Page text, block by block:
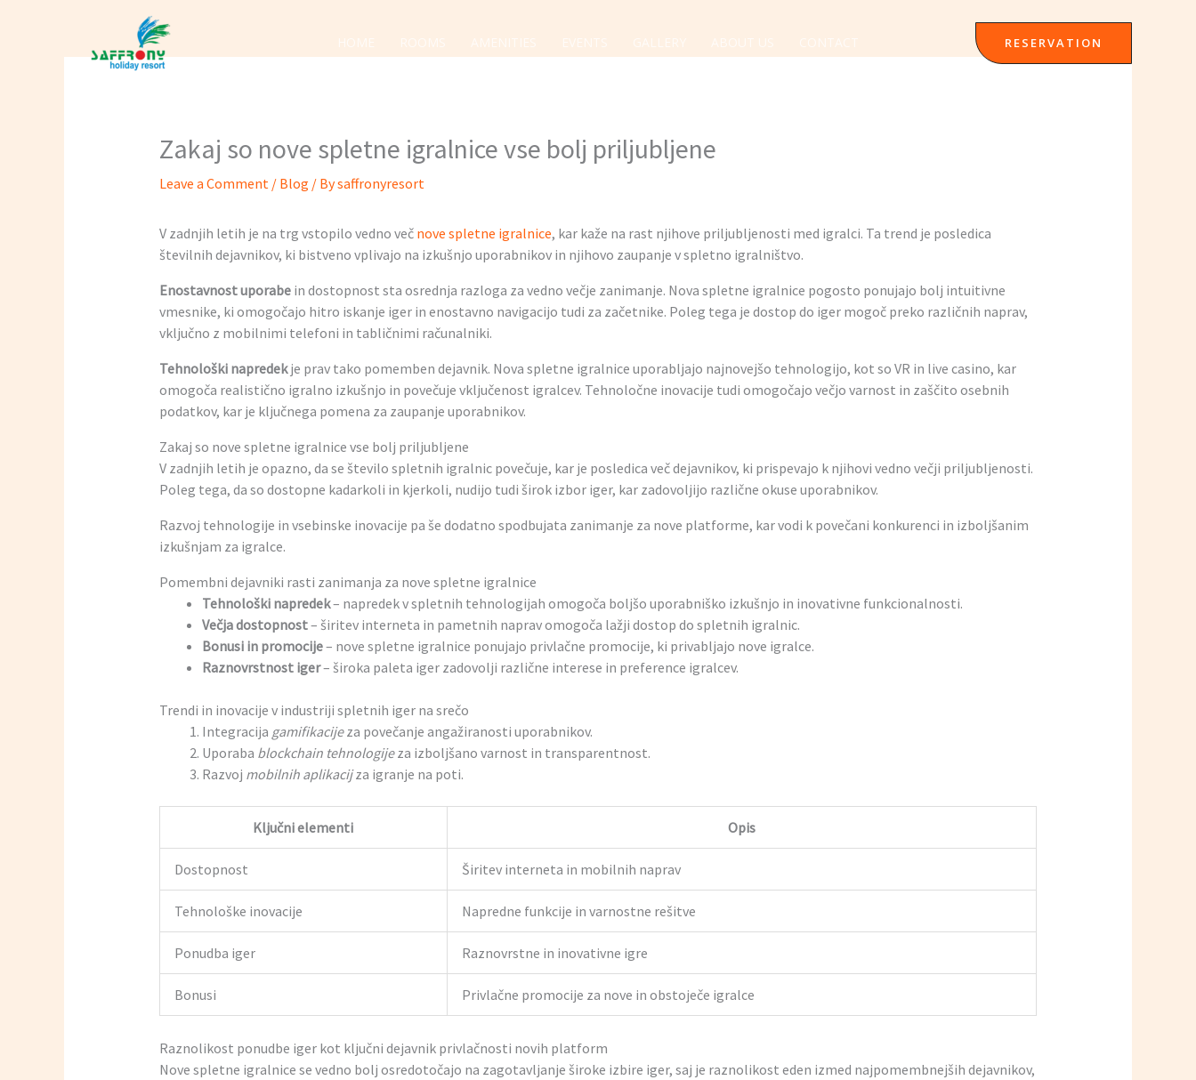
RESERVATION
Zakaj so nove spletne igralnice vse bolj priljubljene
Leave a Comment / Blog / Bysaffronyresort
V zadnjih letih je na trg vstopilo vedno več nove spletne igralnice, kar kaže na rast njihove priljubljenosti med igralci. Ta trend je posledica
številnih dejavnikov, ki bistveno vplivajo na izkušnjo uporabnikov in njihovo zaupanje v spletno igralništvo.
Enostavnost uporabein dostopnost sta osrednja razloga za vedno večje zanimanje. Nova spletne igralnice pogosto ponujajo bolj intuitivne
vmesnike, ki omogočajo hitro iskanje iger in enostavno navigacijo tudi za začetnike. Poleg tega je dostop do iger mogoč preko različnih naprav,
vključno z mobilnimi telefoni in tabličnimi računalniki.
Tehnološki napredekje prav tako pomemben dejavnik. Nova spletne igralnice uporabljajo najnovejšo tehnologijo, kot so VR in live casino, kar
omogoča realistično igralno izkušnjo in povečuje vključenost igralcev. Tehnoločne inovacije tudi omogočajo večjo varnost in zaščito osebnih
podatkov, kar je ključnega pomena za zaupanje uporabnikov.
Zakaj so nove spletne igralnice vse bolj priljubljene
V zadnjih letih je opazno, da se število spletnih igralnic povečuje, kar je posledica več dejavnikov, ki prispevajo k njihovi vedno večji priljubljenosti.
Poleg tega, da so dostopne kadarkoli in kjerkoli, nudijo tudi širok izbor iger, kar zadovoljijo različne okuse uporabnikov.
Razvoj tehnologije in vsebinske inovacije pa še dodatno spodbujata zanimanje za nove platforme, kar vodi k povečani konkurenci in izboljšanim
izkušnjam za igralce.
Pomembni dejavniki rasti zanimanja za nove spletne igralnice
Tehnološki napredek– napredek v spletnih tehnologijah omogoča boljšo uporabniško izkušnjo in inovativne funkcionalnosti.
Večja dostopnost– širitev interneta in pametnih naprav omogoča lažji dostop do spletnih igralnic.
Bonusi in promocije– nove spletne igralnice ponujajo privlačne promocije, ki privabljajo nove igralce.
Raznovrstnost iger– široka paleta iger zadovolji različne interese in preference igralcev.
Trendi in inovacije v industriji spletnih iger na srečo
Integracija gamifikacijeza povečanje angažiranosti uporabnikov.
Uporaba blockchain tehnologijeza izboljšano varnost in transparentnost.
Razvoj mobilnih aplikacijza igranje na poti.
Ključni elementi Opis
Dostopnost Širitev interneta in mobilnih naprav
Tehnološke inovacije Napredne funkcije in varnostne rešitve
Ponudba iger Raznovrstne in inovativne igre
Bonusi Privlačne promocije za nove in obstoječe igralce
Raznolikost ponudbe iger kot ključni dejavnik privlačnosti novih platform
Nove spletne igralnice se vedno bolj osredotočajo na zagotavljanje široke izbire iger, saj je raznolikost eden izmed najpomembnejših dejavnikov,